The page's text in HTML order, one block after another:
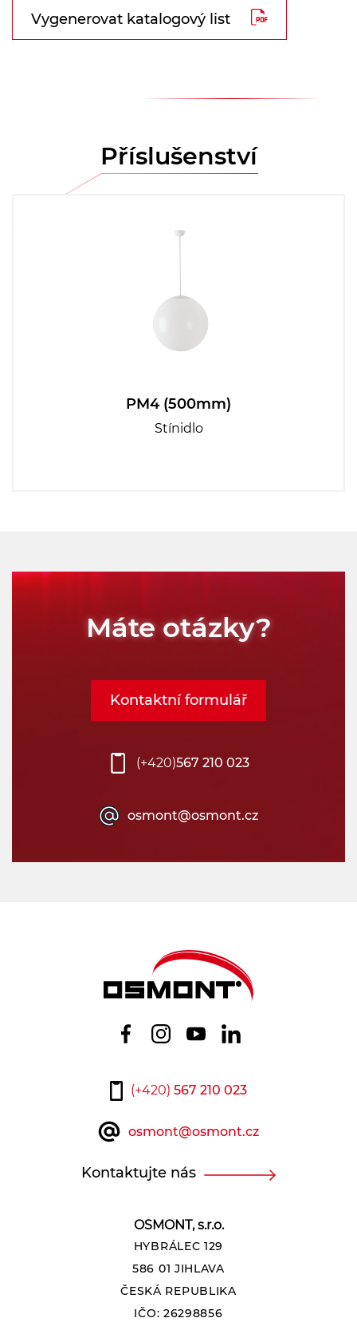
Vygenerovat katalogový list
Příslušenství
PM4 (500mm)
Stínidlo
Máte otázky?
(+420)567 210 023
osmont@osmont.cz
Kontaktní formulář
OSMONT, s.r.o.
HYBRÁLEC 129
586 01 JIHLAVA
ČESKÁ REPUBLIKA
IČO: 26298856
(+420) 567 210 023
osmont@osmont.cz
Kontaktujte nás